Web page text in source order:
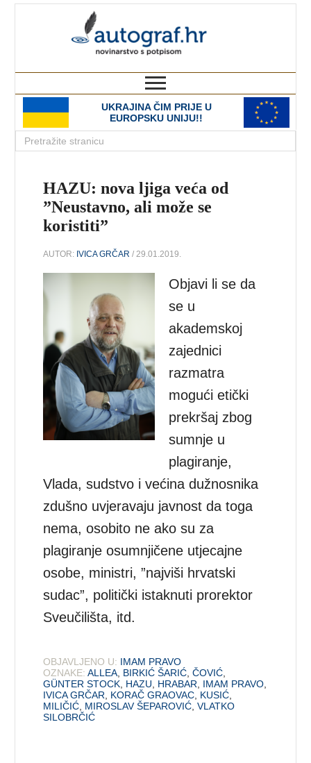
UKRAJINA ČIM PRIJE U
EUROPSKU UNIJU!!
HAZU: nova ljiga veća od
”Neustavno, ali može se
koristiti”
AUTOR: IVICA GRČAR / 29.01.2019.
Objavi li se da
se u
akademskoj
zajednici
razmatra
mogući etički
prekršaj zbog
sumnje u
plagiranje,
Vlada, sudstvo i većina dužnosnika
zdušno uvjeravaju javnost da toga
nema, osobito ne ako su za
plagiranje osumnjičene utjecajne
osobe, ministri, ”najviši hrvatski
sudac”, politički istaknuti prorektor
Sveučilišta, itd.
OBJAVLJENO U: IMAM PRAVO
OZNAKE: ALLEA BIRKIĆ ŠARIĆ ,ČOVIĆ
GÜNTER STOCK HAZU HRABAR IMAM PRAVO
IVICA GRČAR
KORAČ GRAOVAC KUSIĆ
MILIČIĆ MIROSLAV ŠEPAROVIĆ ,VLATKO
SILOBRČIĆ